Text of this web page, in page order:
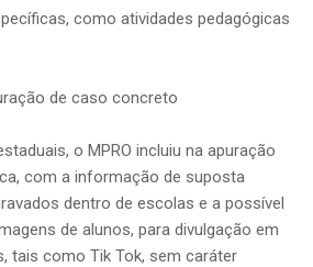
como atividades pedagógicas
de caso concreto
o MPRO incluiu na apuração
com a informação de suposta
dentro de escolas e a possível
de alunos, para divulgação em
tais como Tik Tok, sem caráter